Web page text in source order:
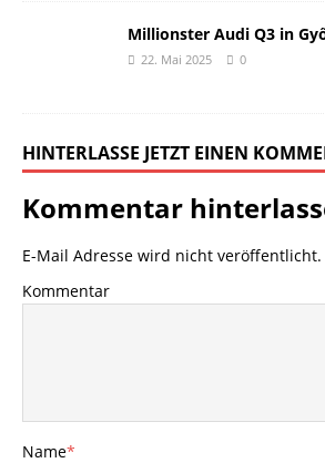
Millionster Audi Q3 in
22. Mai 2025 0
HINTERLASSE JETZT EINEN
Kommentar
E-Mail Adresse wird nicht veröffentlicht.
Kommentar
Name*